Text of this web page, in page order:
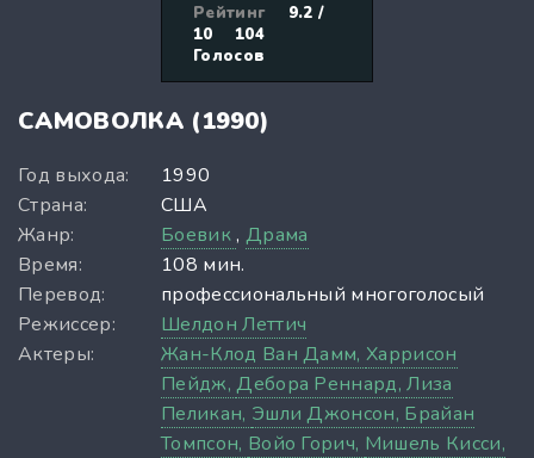
Рейтинг
9.2 /
10
104
Голосов
САМОВОЛКА (1990)
Год выхода:
1990
Страна:
США
Жанр:
Боевик, Драма
Время:
108 мин.
Перевод:
профессиональный многоголосый
Режиссер:
Шелдон Леттич
Актеры:
Жан-Клод Ван Дамм,Харрисон
Пейдж,Дебора Реннард,Лиза
Пеликан, Эшли Джонсон, Брайан
Томпсон, Войо Горич, Мишель Кисси,